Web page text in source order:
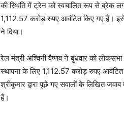
की स्थिति में ट्रेन को स्वचालित रूप से ब्रेक
1,112.57 करोड़ रुपए आवंटित किए गए हैं।
ने दिया।
रेल मंत्री अश्विनी वैष्णव ने बुधवार को लोकसभा
स्थापना के लिए 1,112.57 करोड़ रुपए
श्रीकुमार द्वारा पूछे गए सवालों के लिखित
हैं।